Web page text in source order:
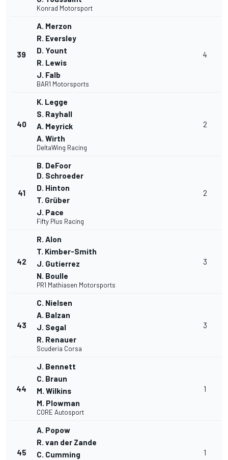
Konrad Motorsport
39
A. Merzon
R. Eversley
D. Yount
R. Lewis
J. Falb
BAR1 Motorsports
4
40
K. Legge
S. Rayhall
A. Meyrick
A. Wirth
DeltaWing Racing
2
41
B. DeFoor
D. Schroeder
D. Hinton
T. Grüber
J. Pace
Fifty Plus Racing
2
42
R. Alon
T. Kimber-Smith
J. Gutierrez
N. Boulle
PR1 Mathiasen Motorsports
3
43
C. Nielsen
A. Balzan
J. Segal
R. Renauer
Scuderia Corsa
3
44
J. Bennett
C. Braun
M. Wilkins
M. Plowman
CORE Autosport
1
45
A. Popow
R. van der Zande
C. Cumming
1